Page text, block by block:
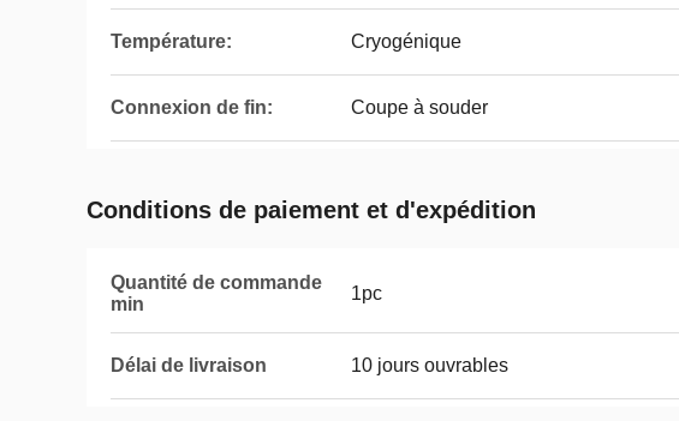
Température: Cryogénique
Connexion de fin: Coupe à souder
Conditions de paiement et d'expédition
Quantité de commande
min
1pc
Délai de livraison 10 jours ouvrables